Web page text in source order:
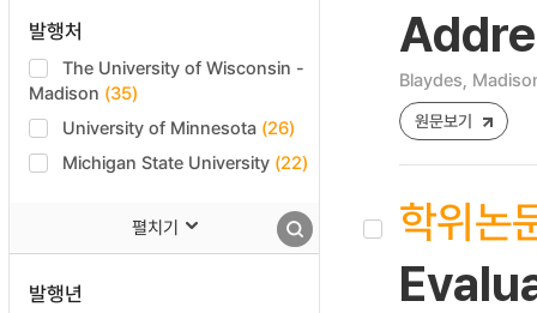
발행처
The University of Wisconsin -
Madison (35)
University of Minnesota (26)
Michigan State University (22)
펼치기
발행년
Blaydes,
원문보기
학위논